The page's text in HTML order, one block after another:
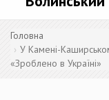
Головна
У Камені-
«Зроблено в Україні»